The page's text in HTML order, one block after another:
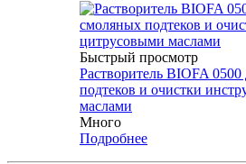
Быстрый просмотр
Растворитель BIOFA
подтеков и очистки
маслами
Много
Подробнее